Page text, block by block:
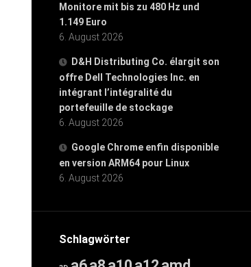
Monitore mit bis zu 480 Hz und
1.149 Euro
6. August 2026
D&H Distributing Co. élargit son
offre Dell Technologies Inc. en
intégrant l’intégralité du
portefeuille de stockage
6. August 2026
Google Chrome enfin disponible
en version ARM64 pour Linux
6. August 2026
Schlagwörter